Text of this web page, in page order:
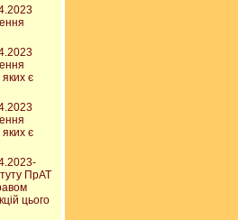
є
є
ПрАТ
цього